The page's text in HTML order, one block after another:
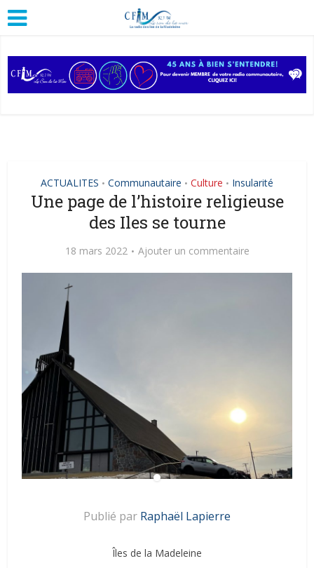
ACTUALITES • Communautaire • Culture • Insularité
Une page de l’histoire religieuse
des Iles se tourne
18 mars 2022 Ajouter un commentaire
Publié par Raphaël Lapierre
Îles de la Madeleine